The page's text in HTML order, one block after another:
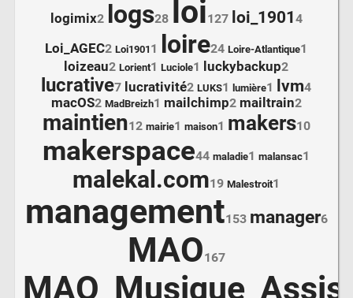
logimix2 logs28 loi127 loi_19014
Loi_AGEC2 Loi1901 1 loire24 Loire-Atlantique1
loizeau2 Lorient1 Luciole1 luckybackup2
lucrative7 lucrativité2 LUKS1 lumière1 lvm4
macOS2 MadBreizh1 mailchimp2 mailtrain2
maintien12 mairie1 maison1 makers10
makerspace44 maladie1 malansac1
malekal.com19 Malestroit1
management153 manager6
MAO167